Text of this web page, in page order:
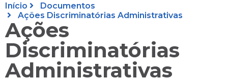
Início
Documentos
Ações Discriminatórias Administrativas
Ações
Discriminatórias
Administrativas